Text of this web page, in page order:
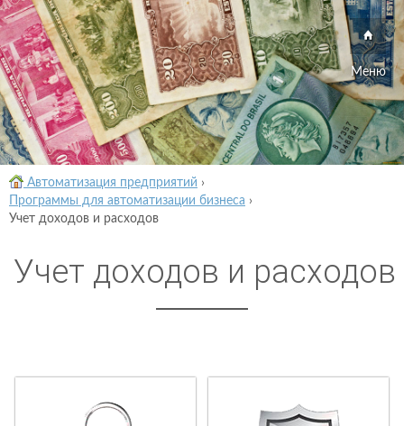
Меню
Автоматизация предприятий ›
Программы для автоматизации бизнеса ›
Учет доходов и расходов
Учет доходов и расходов